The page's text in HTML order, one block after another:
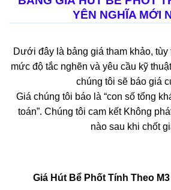
YÊN NGHĨA MỚI
Dưới đây là bảng giá tham khảo, tùy
mức độ tắc nghẽn và yêu cầu kỹ
chúng tôi sẽ báo giá
Giá chúng tôi báo là “con số tổng
toán”. Chúng tôi cam kết Không
nào sau khi chốt
Giá Hút Bể Phốt Tính Theo